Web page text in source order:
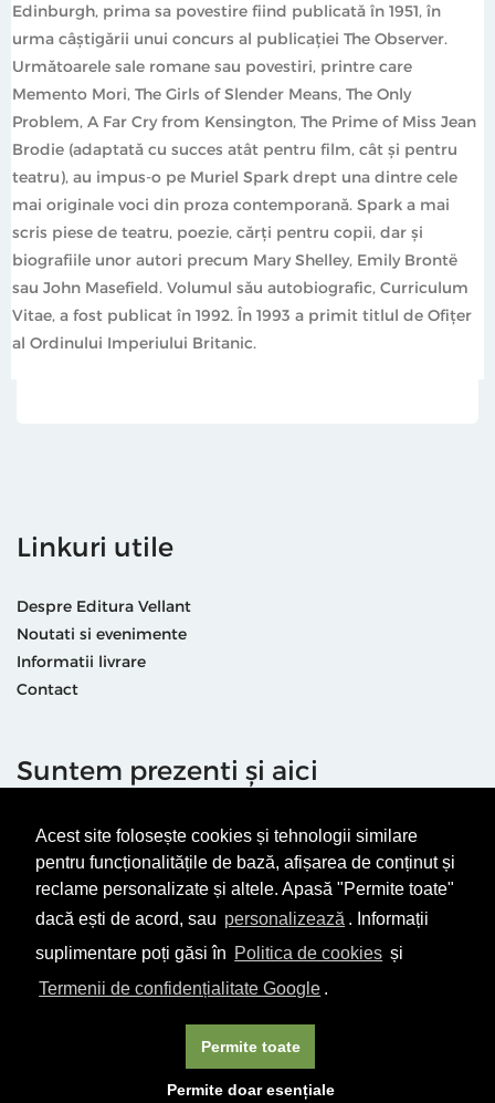
Acest site folosește cookies și tehnologii similare
pentru funcționalitățile de bază, afișarea de conținut și
reclame personalizate și altele. Apasă "Permite toate"
dacă ești de acord, sau personalizează . Informații
suplimentare poți găsi în Politica de cookies și
Termenii de confidențialitate Google .
Permite doar esențiale
Permite toate
Edinburgh, prima sa povestire fiind publicată în 1951, în
urma câştigării unui concurs al publicaţiei The Observer.
Următoarele sale romane sau povestiri, printre care
Memento Mori, The Girls of Slender Means, The Only
Problem, A Far Cry from Kensington, The Prime of Miss Jean
Brodie (adaptată cu succes atât pentru film, cât şi pentru
teatru), au impus-o pe Muriel Spark drept una dintre cele
mai originale voci din proza contemporană. Spark a mai
scris piese de teatru, poezie, cărţi pentru copii, dar şi
biografiile unor autori precum Mary Shelley, Emily Brontë
sau John Masefield. Volumul său autobiografic, Curriculum
Vitae, a fost publicat în 1992. În 1993 a primit titlul de Ofiţer
al Ordinului Imperiului Britanic.
Linkuri utile
Despre Editura Vellant
Noutati si evenimente
Informatii livrare
Contact
Suntem prezenti și aici
Termeni & condiții
Politică de utilizare cookie-uri
Politică de Confidențialitate
ANPC